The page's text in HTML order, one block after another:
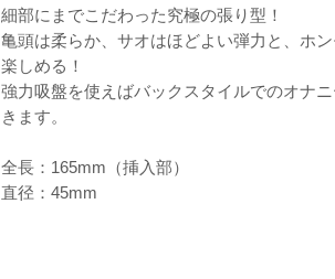
細部にまでこだわった究極の張り型！
亀頭は柔らか、サオはほどよい弾力と、ホ
楽しめる！
強力吸盤を使えばバックスタイルでのオナ
きます。
全長：165mm（挿入部）
直径：45mm